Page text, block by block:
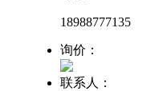
18988777135
询价：
联系人：